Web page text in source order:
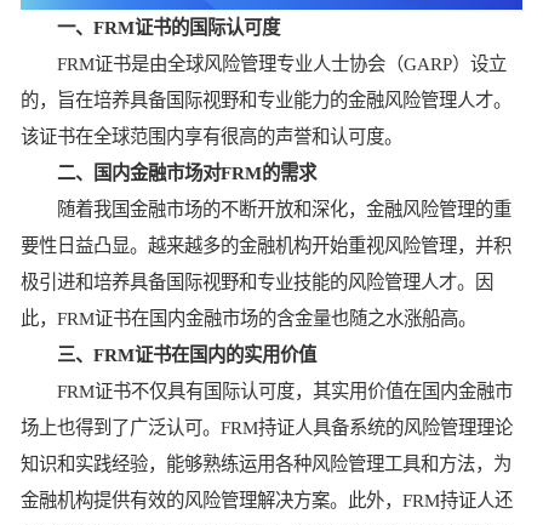
一、FRM证书的国际认可度
FRM证书是由全球风险管理专业人士协会（GARP）设立
的，旨在培养具备国际视野和专业能力的金融风险管理人才。
该证书在全球范围内享有很高的声誉和认可度。
二、国内金融市场对FRM的需求
随着我国金融市场的不断开放和深化，金融风险管理的重
要性日益凸显。越来越多的金融机构开始重视风险管理，并积
极引进和培养具备国际视野和专业技能的风险管理人才。因
此，FRM证书在国内金融市场的含金量也随之水涨船高。
三、FRM证书在国内的实用价值
FRM证书不仅具有国际认可度，其实用价值在国内金融市
场上也得到了广泛认可。FRM持证人具备系统的风险管理理论
知识和实践经验，能够熟练运用各种风险管理工具和方法，为
金融机构提供有效的风险管理解决方案。此外，FRM持证人还